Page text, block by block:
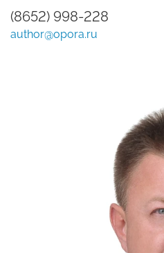
(8652) 998-228
author@opora.ru